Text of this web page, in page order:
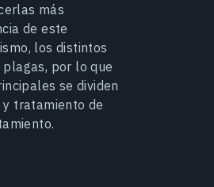
más
de este
los distintos
por lo que
se dividen
y tratamiento de